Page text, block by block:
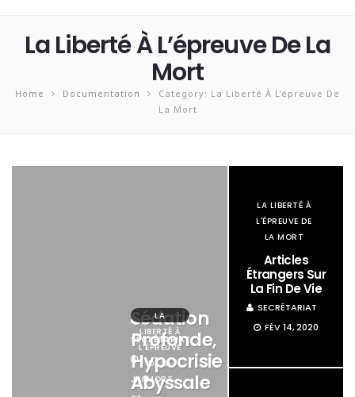
La Liberté À L’épreuve De La
Mort
Home Documentation
Category: La Liberté À L’épreuve De
La Mort
LA
LIBERTÉ À
L'ÉPREUVE
DE LA
MORT
Sédation
Profonde,
Hypocrisie
Abyssale
SECRÉTARIAT
JAN
LA LIBERTÉ À
L'ÉPREUVE DE
LA MORT
Articles
Étrangers Sur
La Fin De Vie
SECRÉTARIAT
FÉV 14, 2020